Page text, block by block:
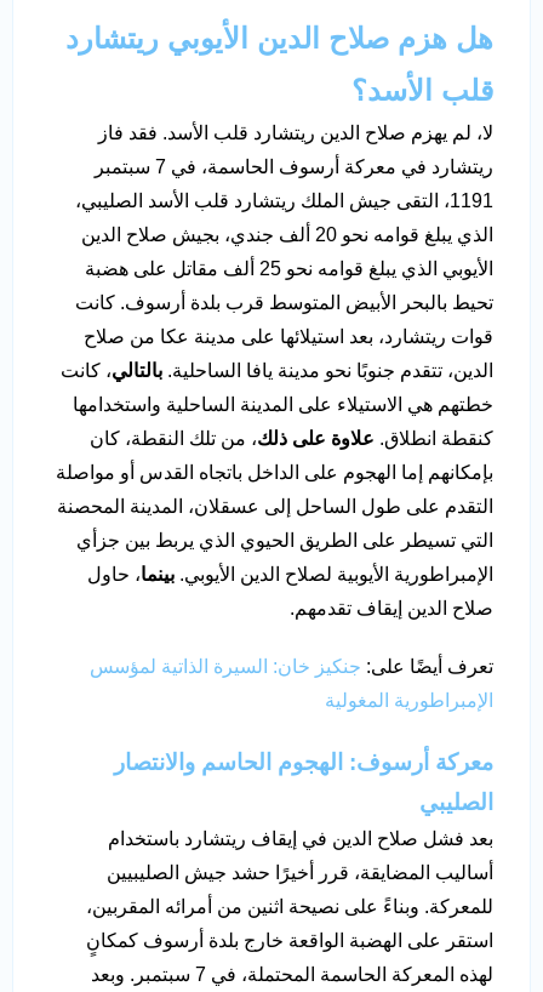
هل هزم صلاح الدين الأيوبي ريتشارد
قلب الأسد؟
لا، لم يهزم صلاح الدين ريتشارد قلب الأسد. فقد فاز
ريتشارد في معركة أرسوف الحاسمة، في 7 سبتمبر
1191، التقى جيش الملك ريتشارد قلب الأسد الصليبي،
الذي يبلغ قوامه نحو 20 ألف جندي، بجيش صلاح الدين
الأيوبي الذي يبلغ قوامه نحو 25 ألف مقاتل على هضبة
تحيط بالبحر الأبيض المتوسط ​​قرب بلدة أرسوف. كانت
قوات ريتشارد، بعد استيلائها على مدينة عكا من صلاح
الدين، تتقدم جنوبًا نحو مدينة يافا الساحلية. بالتالي، كانت
خطتهم هي الاستيلاء على المدينة الساحلية واستخدامها
كنقطة انطلاق. علاوة على ذلك، من تلك النقطة، كان
بإمكانهم إما الهجوم على الداخل باتجاه القدس أو مواصلة
التقدم على طول الساحل إلى عسقلان، المدينة المحصنة
التي تسيطر على الطريق الحيوي الذي يربط بين جزأي
الإمبراطورية الأيوبية لصلاح الدين الأيوبي. بينما، حاول
صلاح الدين إيقاف تقدمهم.
تعرف أيضًا على: جنكيز خان: السيرة الذاتية لمؤسس
الإمبراطورية المغولية
معركة أرسوف: الهجوم الحاسم والانتصار
الصليبي
بعد فشل صلاح الدين في إيقاف ريتشارد باستخدام
أساليب المضايقة، قرر أخيرًا حشد جيش الصليبيين
للمعركة. وبناءً على نصيحة اثنين من أمرائه المقربين،
استقر على الهضبة الواقعة خارج بلدة أرسوف كمكانٍ
لهذه المعركة الحاسمة المحتملة، في 7 سبتمبر. وبعد